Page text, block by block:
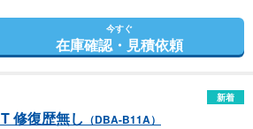
今すぐ
在庫確認・見積依頼
新着
修復歴無し （DBA-B11A）